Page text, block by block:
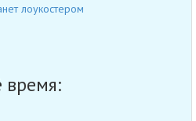
лоукостером
время: